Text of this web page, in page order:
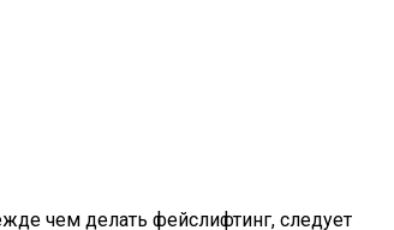
чем делать фейслифтинг, следует